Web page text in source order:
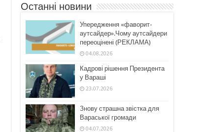
Останні новини
Упередження «фаворит-
аутсайдер».Чому аутсайдери
переоцінені (РЕКЛАМА)
04.08.2026
Кадрові рішення Президента
у Вараші
23.07.2026
Знову страшна звістка для
Вараської громади
04.07.2026